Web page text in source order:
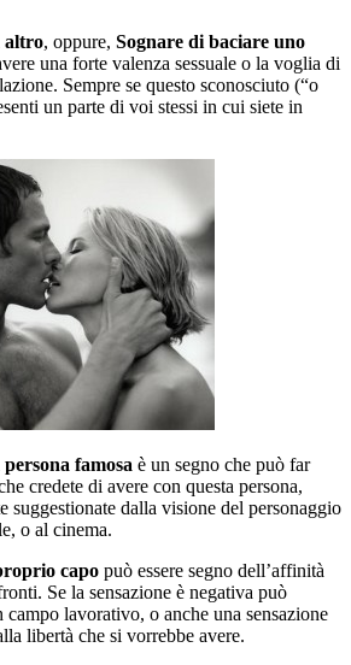
altro, oppure, Sognare di baciare uno
una forte valenza sessuale o la voglia di
Sempre se questo sconosciuto (“o
un parte di voi stessi in cui siete in
famosa è un segno che può far
credete di avere con questa persona,
suggestionate dalla visione del personaggio
o al cinema.
capo può essere segno dell’affinità
Se la sensazione è negativa può
lavorativo, o anche una sensazione
libertà che si vorrebbe avere.